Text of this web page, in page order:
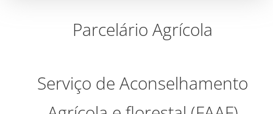
Parcelário Agrícola
Serviço de Aconselhamento